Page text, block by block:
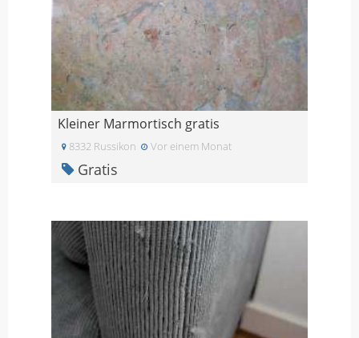
Kleiner Marmortisch gratis
8332 Russikon Vor einem Monat
Gratis